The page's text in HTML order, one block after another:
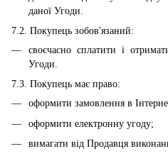
даної Угоди.
7.2. Покупець зобов'язаний:
своєчасно сплатити і
Угоди.
7.3. Покупець має право:
оформити замовлення в
оформити електронну угоду;
вимагати від Продавця